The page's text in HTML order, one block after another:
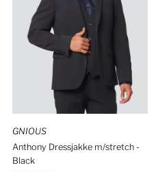
GNIOUS
Anthony Dressjakke m/stretch -
Black